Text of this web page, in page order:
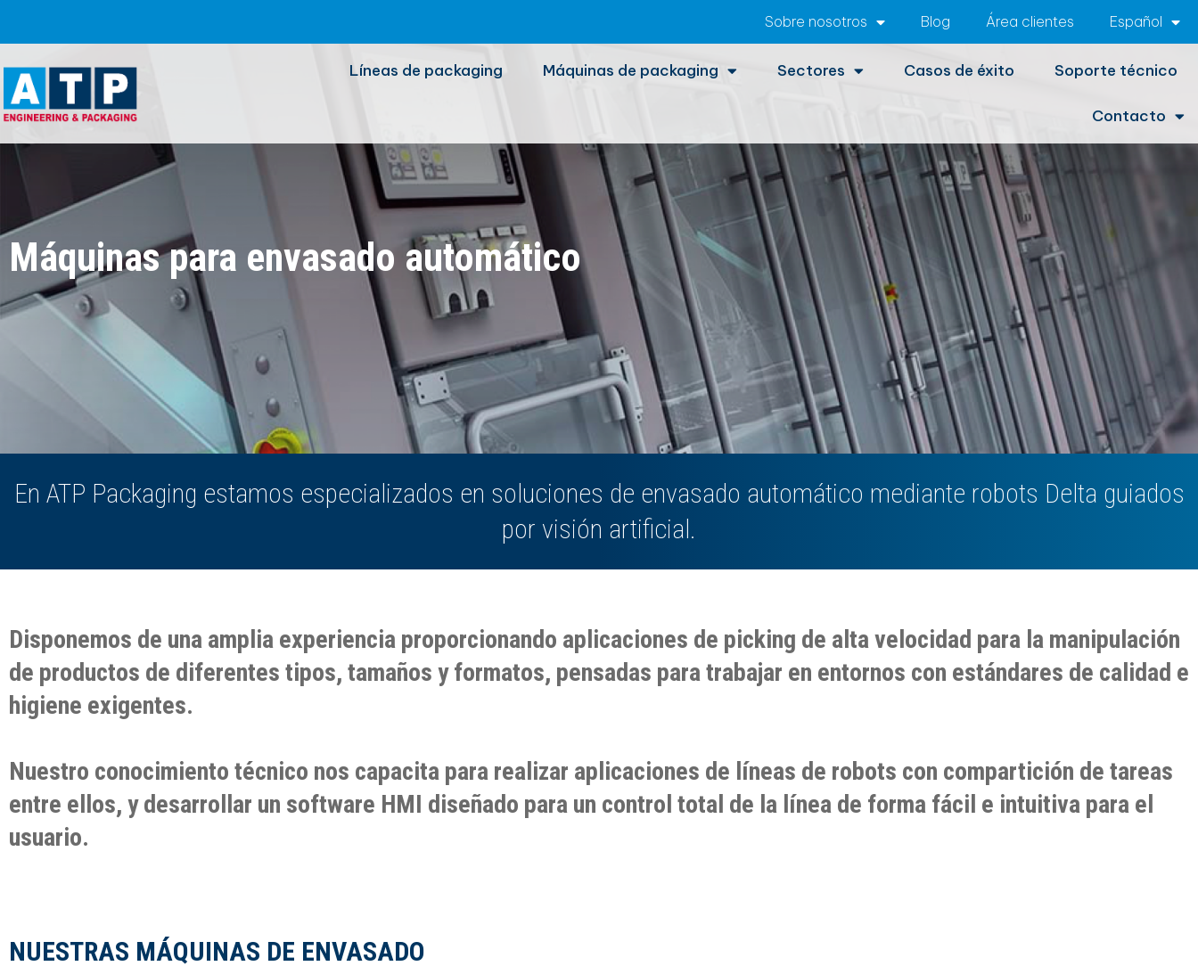
Sobre nosotros Blog Área clientes Español
Líneas de packaging Máquinas de packaging Sectores Casos de éxito Soporte técnico
Contacto
Máquinas para envasado automático
En ATP Packaging estamos especializados en soluciones de envasado automático mediante robots Delta guiados
por visión artificial.
Disponemos de una amplia experiencia proporcionando aplicaciones de picking de alta velocidad para la manipulación
de productos de diferentes tipos, tamaños y formatos, pensadas para trabajar en entornos con estándares de calidad e
higiene exigentes.
Nuestro conocimiento técnico nos capacita para realizar aplicaciones de líneas de robots con compartición de tareas
entre ellos, y desarrollar un software HMI diseñado para un control total de la línea de forma fácil e intuitiva para el
usuario.
NUESTRAS MÁQUINAS DE ENVASADO